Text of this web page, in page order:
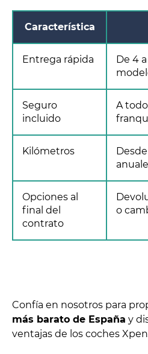
Característica
Entrega rápida
De 4
Seguro
incluido
A
Kilómetros
Opciones al
final del
contrato
o
Confía en nosotros para
más barato de España y
ventajas de los coches